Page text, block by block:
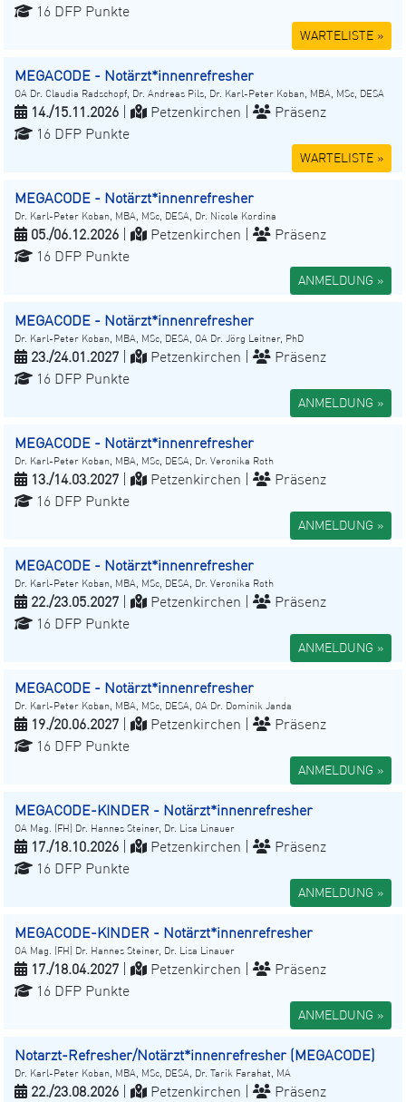
16 DFP Punkte
WARTELISTE »
MEGACODE - Notärzt*innenrefresher
OA Dr. Claudia Radschopf, Dr. Andreas Pils, Dr. Karl-Peter Koban, MBA, MSc, DESA
14./15.11.2026 Petzenkirchen |
Präsenz
16 DFP Punkte
WARTELISTE »
MEGACODE - Notärzt*innenrefresher
Dr. Karl-Peter Koban, MBA, MSc, DESA, Dr. Nicole Kordina
05./06.12.2026 Petzenkirchen |
Präsenz
16 DFP Punkte
ANMELDUNG »
MEGACODE - Notärzt*innenrefresher
Dr. Karl-Peter Koban, MBA, MSc, DESA, OA Dr. Jörg Leitner, PhD
23./24.01.2027 Petzenkirchen |
Präsenz
16 DFP Punkte
ANMELDUNG »
MEGACODE - Notärzt*innenrefresher
Dr. Karl-Peter Koban, MBA, MSc, DESA, Dr. Veronika Roth
13./14.03.2027 Petzenkirchen |
Präsenz
16 DFP Punkte
ANMELDUNG »
MEGACODE - Notärzt*innenrefresher
Dr. Karl-Peter Koban, MBA, MSc, DESA, Dr. Veronika Roth
22./23.05.2027 Petzenkirchen |
Präsenz
16 DFP Punkte
ANMELDUNG »
MEGACODE - Notärzt*innenrefresher
Dr. Karl-Peter Koban, MBA, MSc, DESA, OA Dr. Dominik Janda
19./20.06.2027 Petzenkirchen |
Präsenz
16 DFP Punkte
ANMELDUNG »
MEGACODE-KINDER - Notärzt*innenrefresher
OA Mag. (FH) Dr. Hannes Steiner, Dr. Lisa Linauer
17./18.10.2026 Petzenkirchen |
Präsenz
16 DFP Punkte
ANMELDUNG »
MEGACODE-KINDER - Notärzt*innenrefresher
OA Mag. (FH) Dr. Hannes Steiner, Dr. Lisa Linauer
17./18.04.2027 Petzenkirchen |
Präsenz
16 DFP Punkte
ANMELDUNG »
Notarzt-Refresher/Notärzt*innenrefresher (MEGACODE)
Dr. Karl-Peter Koban, MBA, MSc, DESA, Dr. Tarik Farahat, MA
22./23.08.2026 Petzenkirchen |
Präsenz